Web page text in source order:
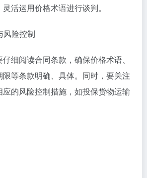
活运用价格术语进行谈判。
风险控制
细阅读合同条款，确保价格术语、
等条款明确、具体。同时，要关注
的风险控制措施，如投保货物运输